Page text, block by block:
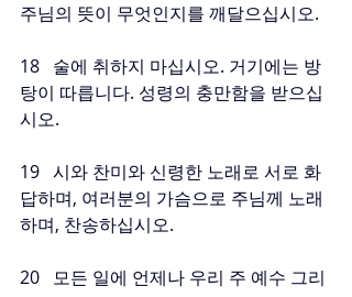
주님의 뜻이 무엇인지를 깨달으십시오.
18   술에 취하지 마십시오. 거기에는 방
탕이 따릅니다. 성령의 충만함을 받으십
시오.
19   시와 찬미와 신령한 노래로 서로 화
답하며, 여러분의 가슴으로 주님께 노래
하며, 찬송하십시오.
20   모든 일에 언제나 우리 주 예수 그리